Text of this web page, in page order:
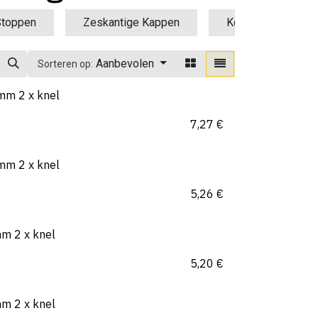
Zeskantige Kappen Koppelingen
Sorteren op: Aanbevolen
2 x knel
7,27 €
2 x knel
5,26 €
2 x knel
5,20 €
2 x knel